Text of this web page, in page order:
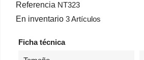
Referencia NT323
En inventario 3 Artículos
Ficha técnica